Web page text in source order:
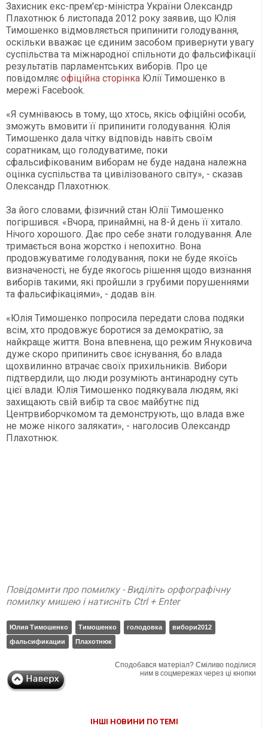
Захисник екс-прем'єр-міністра України Олександр
Плахотнюк 6 листопада 2012 року заявив, що Юлія
Тимошенко відмовляється припинити голодування,
оскільки вважає це єдиним засобом привернути увагу
суспільства та міжнародної спільноти до фальсифікації
результатів парламентських виборів. Про це
повідомляє офіційна сторінка Юлії Тимошенко в
мережі Facebook.
«Я сумніваюсь в тому, що хтось, якісь офіційні особи,
зможуть вмовити її припинити голодування. Юлія
Тимошенко дала чітку відповідь навіть своїм
соратникам, що голодуватиме, поки
сфальсифікованим виборам не буде надана належна
оцінка суспільства та цивілізованого світу», - сказав
Олександр Плахотнюк.
За його словами, фізичний стан Юлії Тимошенко
погіршився. «Вчора, принаймні, на 8-й день її хитало.
Нічого хорошого. Дає про себе знати голодування. Але
тримається вона жорстко і непохитно. Вона
продовжуватиме голодування, поки не буде якоїсь
визначеності, не буде якогось рішення щодо визнання
виборів такими, які пройшли з грубими порушеннями
та фальсифікаціями», - додав він.
«Юлія Тимошенко попросила передати слова подяки
всім, хто продовжує боротися за демократію, за
найкраще життя. Вона впевнена, що режим Януковича
дуже скоро припинить своє існування, бо влада
щохвилинно втрачає своїх прихильників. Вибори
підтвердили, що люди розуміють антинародну суть
цієї влади. Юлія Тимошенко подякувала людям, які
захищають свій вибір та своє майбутнє під
Центрвиборчкомом та демонструють, що влада вже
не може нікого залякати», - наголосив Олександр
Плахотнюк.
Повідомити про помилку - Виділіть орфографічну
помилку мишею і натисніть Ctrl + Enter
Юлия Тимошенко Тимошенко голодовка
вибори2012
фальсификации
Плахотнюк
Сподобався матеріал? Сміливо поділися
ним в соцмережах через ці кнопки
ІНШІ НОВИНИ ПО ТЕМІ